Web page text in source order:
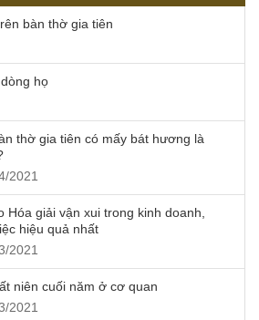
bàn thờ gia tiên
họ
thờ gia tiên có mấy bát hương là
2021
Hóa giải vận xui trong kinh doanh,
hiệu quả nhất
2021
niên cuối năm ở cơ quan
2021